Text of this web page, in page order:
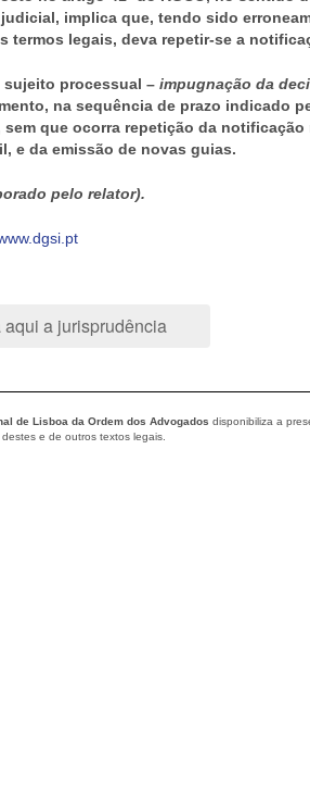
implica que, tendo sido
termos legais, deva repetir-se a
sujeito processual – impugnação da
na sequência de prazo indicado
que ocorra repetição da
e da emissão de novas guias.
pelo relator).
aqui a jurisprudência
de Lisboa da Ordem dos Advogados disponibiliza a
e de outros textos legais.